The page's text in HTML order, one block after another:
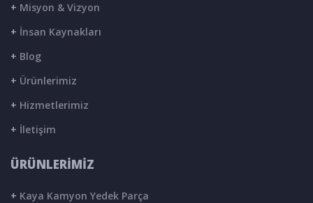
+ Misyon & Vizyon
+ İnsan Kaynakları
+ Blog
+ Ürünlerimiz
+ Hizmetlerimiz
+ İletişim
ÜRÜNLERİMİZ
+ Kaya Kamyon Yedek Parça